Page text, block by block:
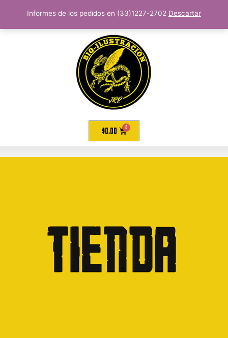
Informes de los pedidos en (33)1227-2702 Descartar
$0.00
Tienda